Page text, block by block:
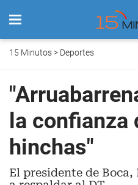
15 Minutos> Deportes
la
hinchas"
El presidente de